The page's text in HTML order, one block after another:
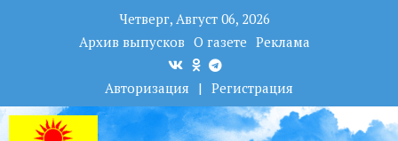
Четверг, Август 06, 2026
Архив выпусков О газете Реклама
Авторизация | Регистрация